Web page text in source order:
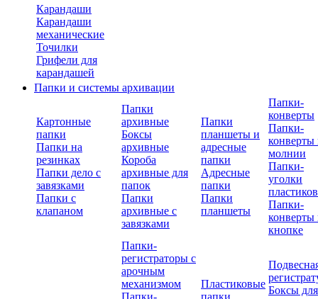
Карандаши
Карандаши
механические
Точилки
Грифели для
карандашей
Папки и системы архивации
Картонные
папки
Папки на
резинках
Папки дело с
завязками
Папки с
клапаном
Папки
архивные
Боксы
архивные
Короба
архивные для
папок
Папки
архивные с
завязками
Папки
планшеты и
адресные
папки
Адресные
папки
Папки
планшеты
Папки-
конверты
Папки-
конверты
молнии
Папки-
уголки
Папки-
конверты
кнопке
Папки-
регистраторы с
арочным
механизмом
Папки-
Пластиковые
папки
Боксы для